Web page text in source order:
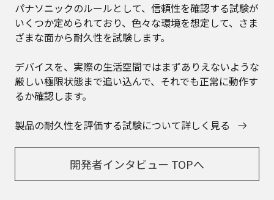
パナソニックのルールとして、信頼性を確認する試験が
いくつか定められており、色々な環境を想定して、さま
ざまな面から耐久性を試験します。
デバイスを、実際の生活空間ではまずありえないような
厳しい極限状態まで追い込んで、それでも正常に動作す
るか確認します。
製品の耐久性を評価する試験について詳しく見る
開発者インタビュー TOPへ